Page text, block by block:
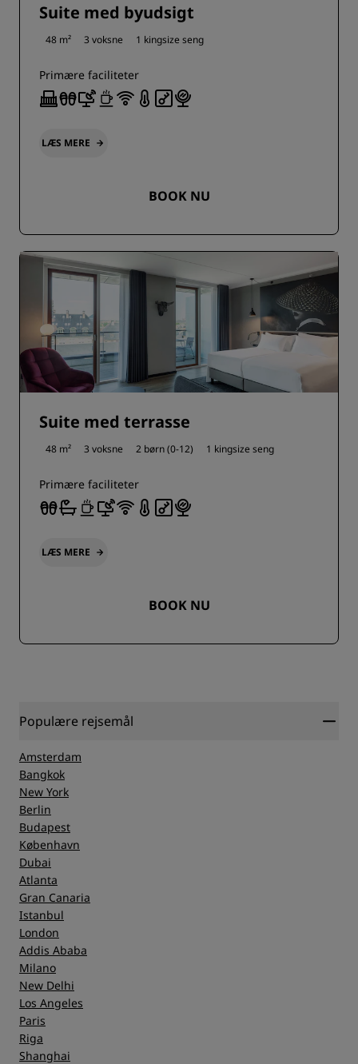
Suite med byudsigt
48 m² 3 voksne 1 kingsize seng
Primære faciliteter
LÆS MERE
BOOK NU
Suite med terrasse
48 m² 3 voksne 2 børn (0-12) 1 kingsize seng
Primære faciliteter
LÆS MERE
BOOK NU
Populære rejsemål
Amsterdam
Bangkok
New York
Berlin
Budapest
København
Dubai
Atlanta
Gran Canaria
Istanbul
London
Addis Ababa
Milano
New Delhi
Los Angeles
Paris
Riga
Shanghai